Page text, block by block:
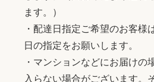
ます。）
・配達日指定ご希望のお客様
日の指定をお願いします。
・マンションなどにお届けの
入らない場合がございます。